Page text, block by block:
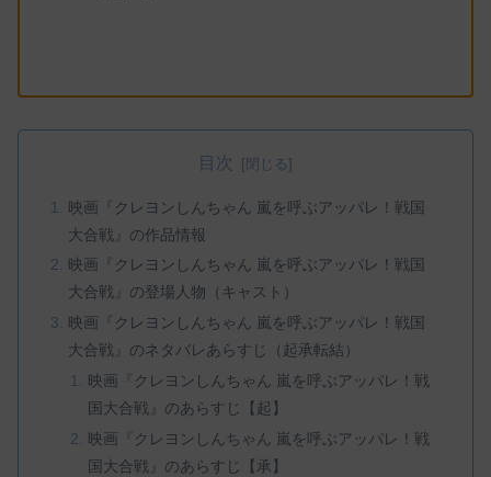
目次
映画『クレヨンしんちゃん 嵐を呼ぶアッパレ！戦国
大合戦』の作品情報
映画『クレヨンしんちゃん 嵐を呼ぶアッパレ！戦国
大合戦』の登場人物（キャスト）
映画『クレヨンしんちゃん 嵐を呼ぶアッパレ！戦国
大合戦』のネタバレあらすじ（起承転結）
映画『クレヨンしんちゃん 嵐を呼ぶアッパレ！戦
国大合戦』のあらすじ【起】
映画『クレヨンしんちゃん 嵐を呼ぶアッパレ！戦
国大合戦』のあらすじ【承】